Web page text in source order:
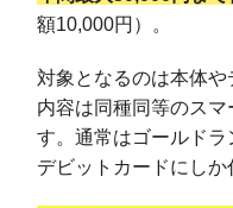
額10,000円）。
対象となるのは本体
内容は同種同等のス
す。通常はゴールドラ
デビットカードにしか